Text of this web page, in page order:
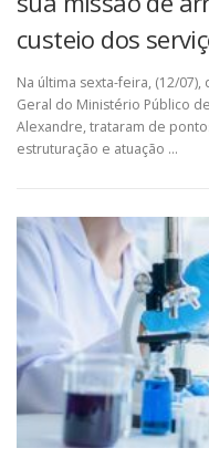
custeio dos
Na última sexta-feira, (12/
Geral do Ministério Público
Alexandre, trataram de
estruturação e atuação …